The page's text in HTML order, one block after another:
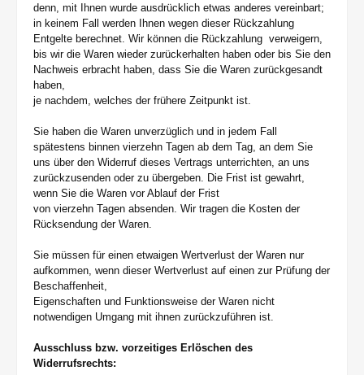
denn, mit Ihnen wurde ausdrücklich etwas anderes vereinbart;
in keinem Fall werden Ihnen wegen dieser Rückzahlung
Entgelte berechnet. Wir können die Rückzahlung verweigern,
bis wir die Waren wieder zurückerhalten haben oder bis Sie den
Nachweis erbracht haben, dass Sie die Waren zurückgesandt
haben,
je nachdem, welches der frühere Zeitpunkt ist.
Sie haben die Waren unverzüglich und in jedem Fall
spätestens binnen vierzehn Tagen ab dem Tag, an dem Sie
uns über den Widerruf dieses Vertrags unterrichten, an uns
zurückzusenden oder zu übergeben. Die Frist ist gewahrt,
wenn Sie die Waren vor Ablauf der Frist
von vierzehn Tagen absenden. Wir tragen die Kosten der
Rücksendung der Waren.
Sie müssen für einen etwaigen Wertverlust der Waren nur
aufkommen, wenn dieser Wertverlust auf einen zur Prüfung der
Beschaffenheit,
Eigenschaften und Funktionsweise der Waren nicht
notwendigen Umgang mit ihnen zurückzuführen ist.
Ausschluss bzw. vorzeitiges Erlöschen des
Widerrufsrechts: